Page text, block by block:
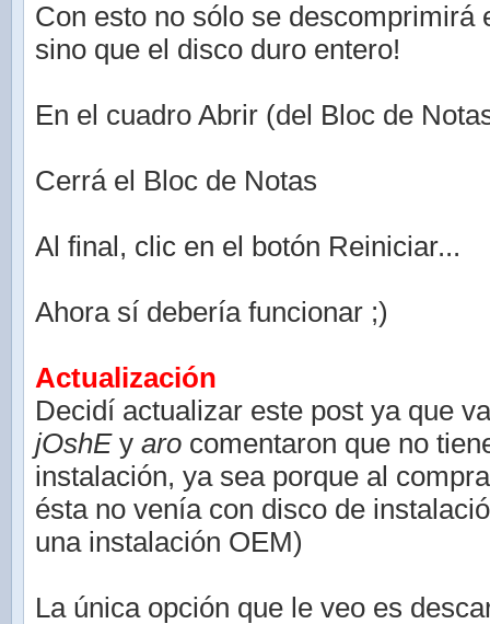
Con esto no sólo se descomprimirá
sino que el disco duro entero!
En el cuadro Abrir (del Bloc de
Cerrá el Bloc de Notas
Al final, clic en el botón Reiniciar...
Ahora sí debería funcionar ;)
Actualización
Decidí actualizar este post ya que
jOshEy aro comentaron que no
instalación, ya sea porque al
ésta no venía con disco de
una instalación OEM)
La única opción que le veo es